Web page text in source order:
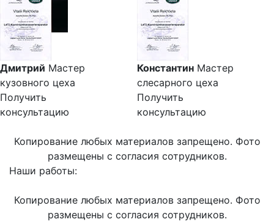
Дмитрий Мастер
кузовного цеха
Получить
консультацию
Константин Мастер
слесарного цеха
Получить
консультацию
Копирование любых материалов запрещено. Фото
размещены с согласия сотрудников.
Наши работы:
Копирование любых материалов запрещено. Фото
размещены с согласия сотрудников.